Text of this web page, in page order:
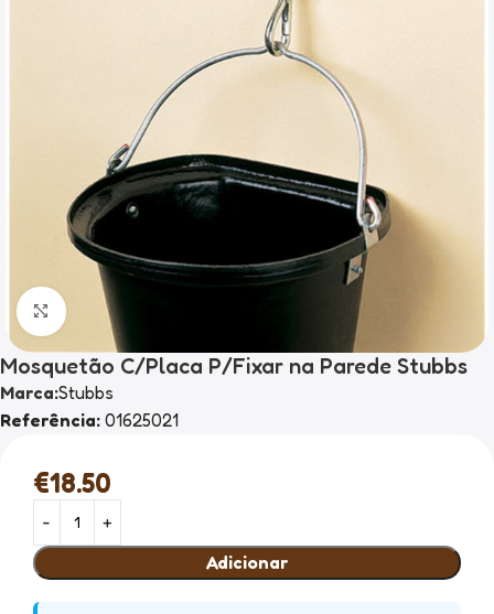
Clique para ampliar
Mosquetão C/Placa P/Fixar na Parede Stubbs
Marca:Stubbs
Referência: 01625021
€18.50
Adicionar